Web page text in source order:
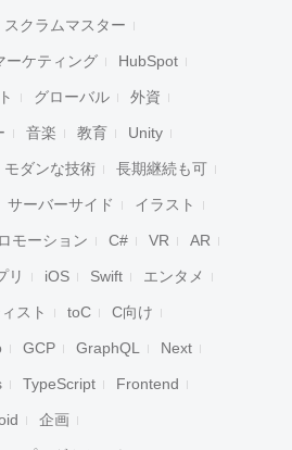
スクラムマスター
ーケティング HubSpot
グローバル 外資
音楽 教育 Unity
モダンな技術 長期継続も可
サーバーサイド イラスト
モーション C# VR AR
リ iOS Swift エンタメ
スト toC C向け
GCP GraphQL Next
TypeScript Frontend
企画